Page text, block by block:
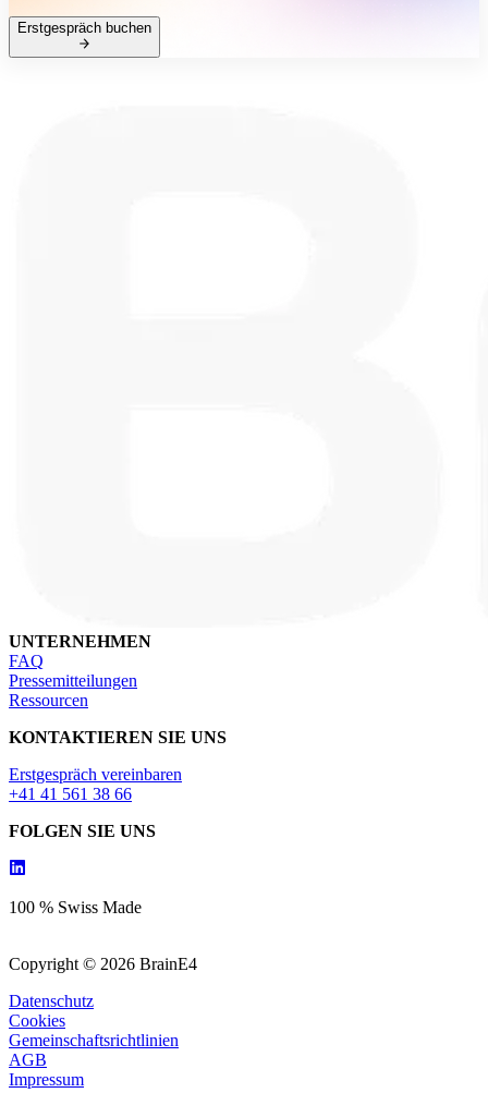
Erstgespräch buchen
UNTERNEHMEN
FAQ
Pressemitteilungen
Ressourcen
KONTAKTIEREN SIE UNS
Erstgespräch vereinbaren
+41 41 561 38 66
FOLGEN SIE UNS
100 % Swiss Made
Copyright © 2026 BrainE4
Datenschutz
Cookies
Gemeinschaftsrichtlinien
AGB
Impressum